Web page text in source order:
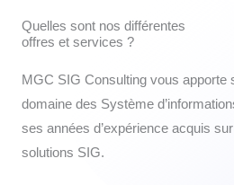
Quelles sont nos différentes
offres et services ?
MGC SIG Consulting vous apporte
domaine des Système
ses années d’expérience acquis
solutions SIG.